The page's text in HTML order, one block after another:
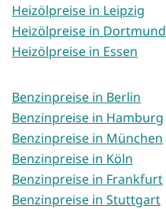
Heizölpreise in Leipzig
Heizölpreise in Dortmund
Heizölpreise in Essen
Benzinpreise in Berlin
Benzinpreise in Hamburg
Benzinpreise in München
Benzinpreise in Köln
Benzinpreise in Frankfurt
Benzinpreise in Stuttgart